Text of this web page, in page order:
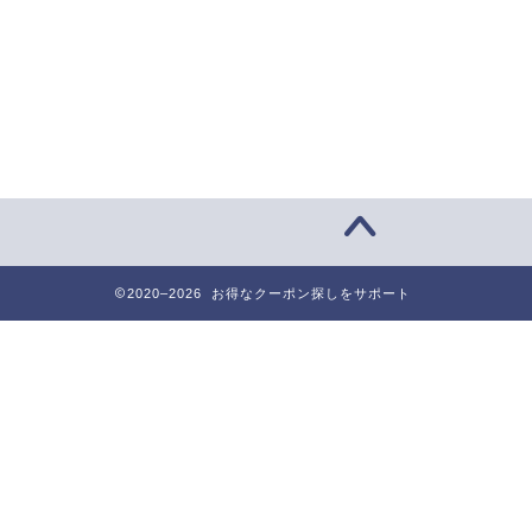
2020–2026 お得なクーポン探しをサポート